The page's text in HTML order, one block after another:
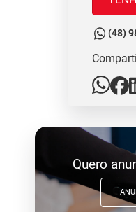
(48)
Quero